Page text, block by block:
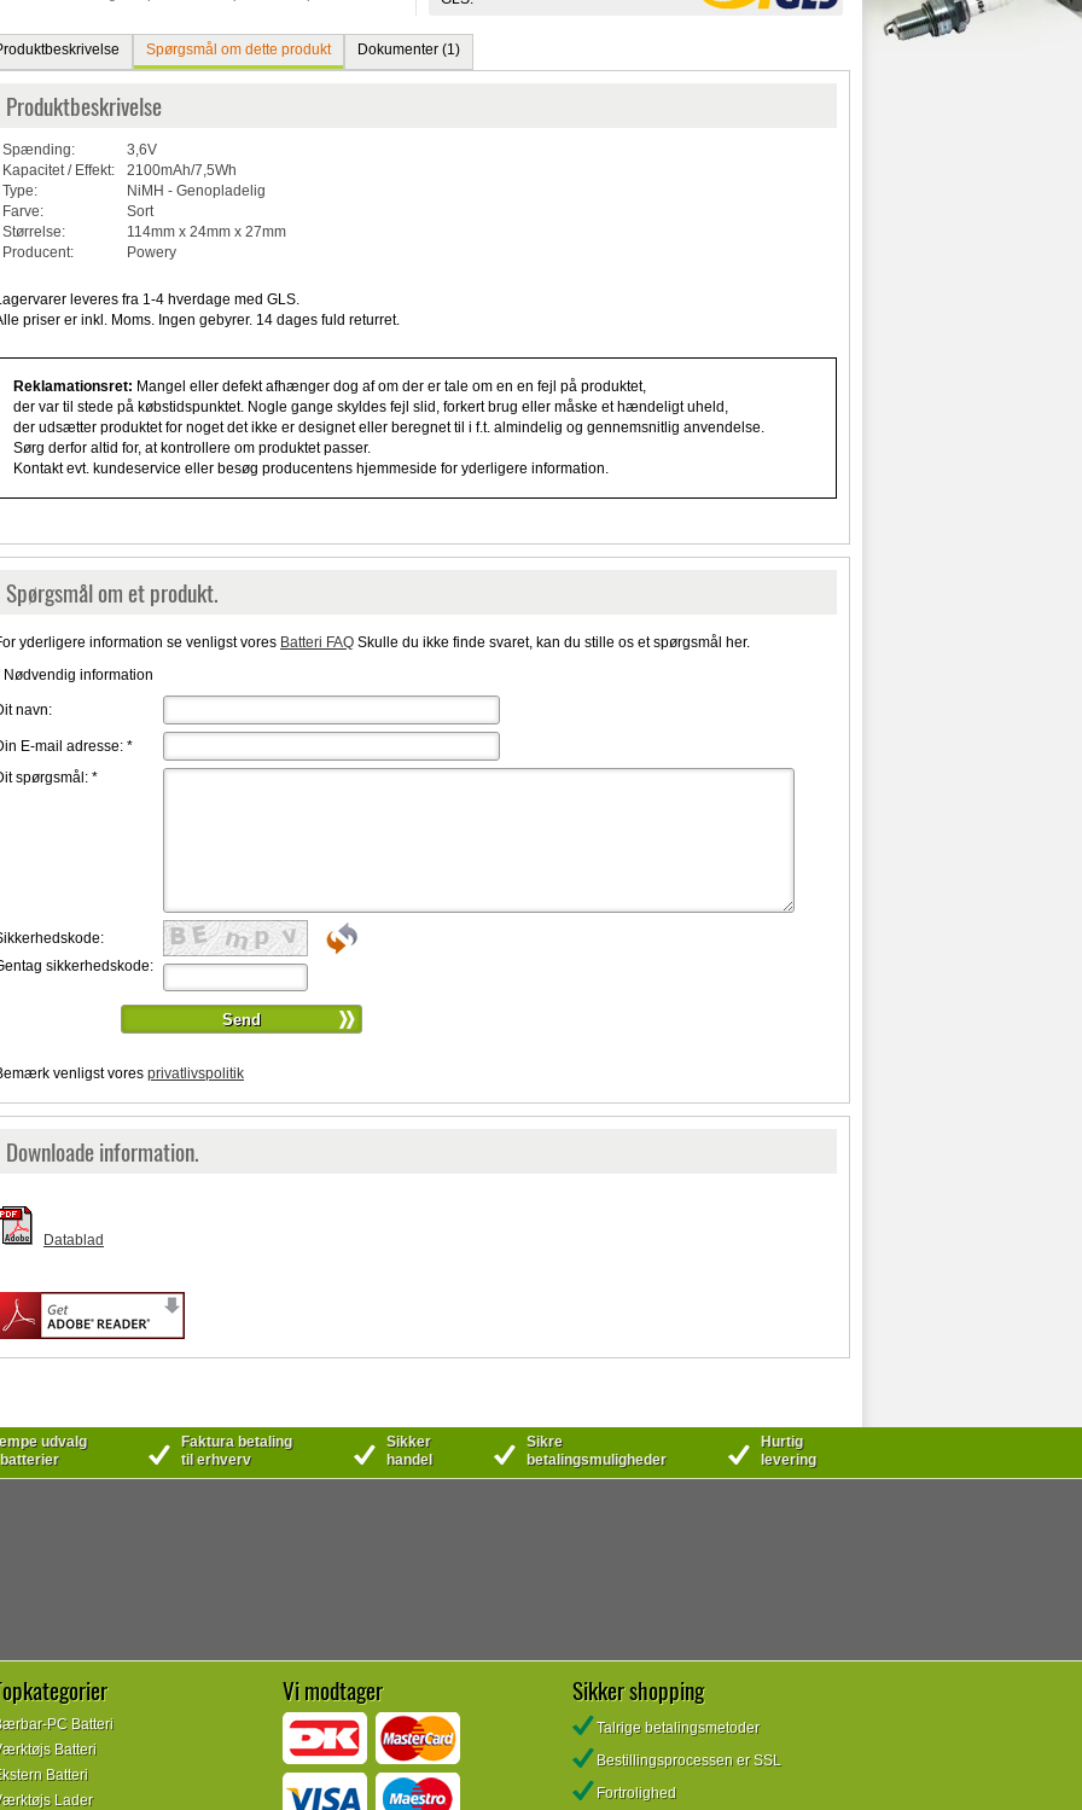
Spørgsmål om dette produkt Dokumenter (1)
Produktbeskrivelse
Spænding:
3,6V
Kapacitet / Effekt:
2100mAh/7,5Wh
Type:
NiMH - Genopladelig
Farve:
Sort
Størrelse:
114mm x 24mm x 27mm
Producent:
Powery
leveres fra 1-4 hverdage med GLS.
priser er inkl. Moms. Ingen gebyrer. 14 dages fuld returret.
Reklamationsret: Mangel eller defekt afhænger dog af om der er tale om en en fejl på produktet,
der var til stede på købstidspunktet. Nogle gange skyldes fejl slid, forkert brug eller måske et hændeligt uheld,
der udsætter produktet for noget det ikke er designet eller beregnet til i f.t. almindelig og gennemsnitlig anvendelse.
Sørg derfor altid for, at kontrollere om produktet passer.
Kontakt evt. kundeservice eller besøg producentens hjemmeside for yderligere information.
Spørgsmål om et produkt.
yderligere information se venligst vores Batteri FAQSkulle du ikke finde svaret, kan du stille os et spørgsmål her.
Nødvendig information
navn:
E-mail adresse: *
spørgsmål: *
sikkerhedskode:
venligst vores privatlivspolitik
Downloade information.
Datablad
udvalg
Faktura betaling
til erhverv
Sikker
handel
Sikre
betalingsmuligheder
Hurtig
levering
PC Batteri
Batteri
Batteri
Lader
Vi modtager Sikker shopping
Talrige betalingsmetoder
Bestillingsprocessen er SSL
Fortrolighed